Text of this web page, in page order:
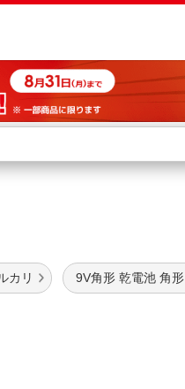
店舗情報・店舗一覧
カリ 9V角形 乾電池 角形